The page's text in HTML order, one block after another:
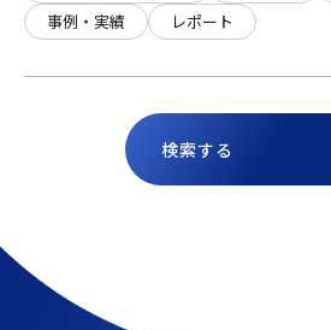
事例・実績
レポート
検索する